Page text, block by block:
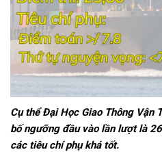
Cụ thể Đại Học Giao Thông Vận
bố ngưỡng đầu vào lần lượt là
các tiêu chí phụ khá tốt.